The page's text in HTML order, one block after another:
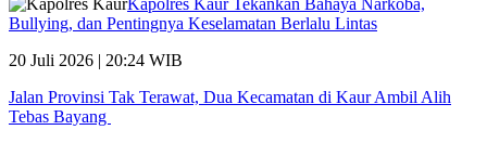
Kapolres Kaur Tekankan Bahaya Narkoba,
Bullying, dan Pentingnya Keselamatan Berlalu Lintas
20 Juli 2026 | 20:24 WIB
Jalan Provinsi Tak Terawat, Dua Kecamatan di Kaur Ambil Alih
Tebas Bayang